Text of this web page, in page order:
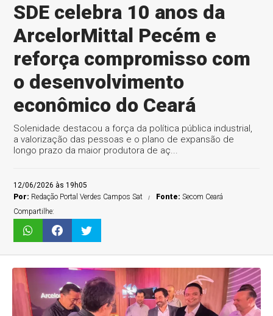
SDE celebra 10 anos da
ArcelorMittal Pecém e
reforça compromisso com
o desenvolvimento
econômico do Ceará
Solenidade destacou a força da política pública industrial,
a valorização das pessoas e o plano de expansão de
longo prazo da maior produtora de aç...
12/06/2026 às 19h05
Por: Redação Portal Verdes Campos Sat Fonte:Secom Ceará
Compartilhe: